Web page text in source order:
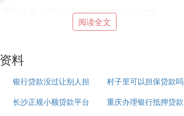
要夫妻共同还款，必须双方到场签字。
阅读全文
料
银行贷款没过让别人担
保
村子里可以担保贷款吗
长沙正规小额贷款平台
重庆办理银行抵押贷款